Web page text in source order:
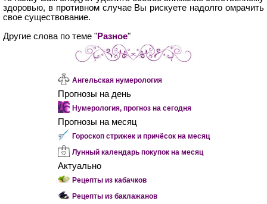
здоровью, в противном случае Вы рискуете надолго омрачить
свое существование.
Другие слова по теме "Разное"
Ангельская нумерология
Прогнозы на день
Нумерология, прогноз на сегодня
Прогнозы на месяц
Гороскоп стрижек и причёсок на месяц
Лунный календарь покупок на месяц
Актуально
Рецепты из кабачков
Рецепты из баклажанов